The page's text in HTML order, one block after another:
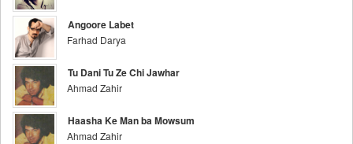
Angoore Labet
Farhad Darya
Tu Dani Tu Ze Chi Jawhar
Ahmad Zahir
Haasha Ke Man ba Mowsum
Ahmad Zahir